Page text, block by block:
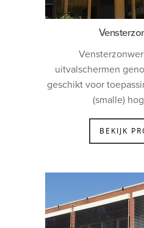
uitvalschermen
geschikt voor
(smalle)
BEKIJK